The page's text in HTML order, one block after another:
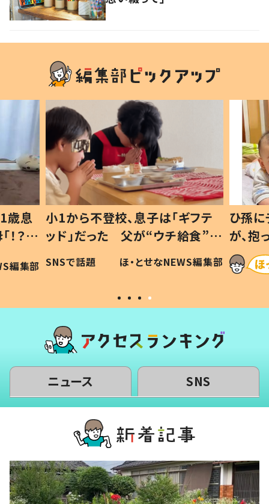
歳息
？」
編集部
小1から不登校、息子は「ギフテ
ッド」だった 父が“ウチ給食”を
作り続ける理由とは #令和の親
#令和の子
SNSで話題 ほ・とせなNEWS編集部
ひ孫
が、
「涙が
い」
ニュース SNS